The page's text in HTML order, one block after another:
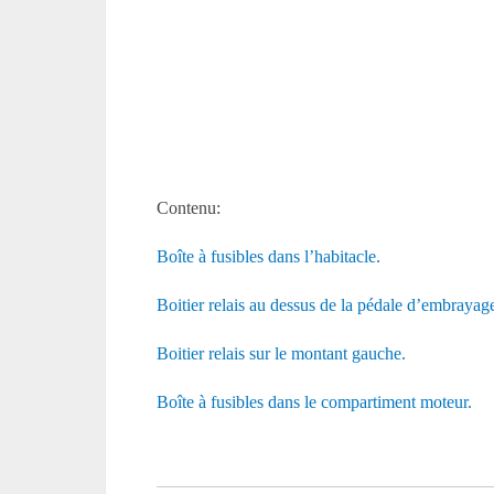
Contenu:
Boîte à fusibles dans l’habitacle.
Boitier relais au dessus de la pédale
Boitier relais sur le montant gauche.
Boîte à fusibles dans le compartiment moteur.